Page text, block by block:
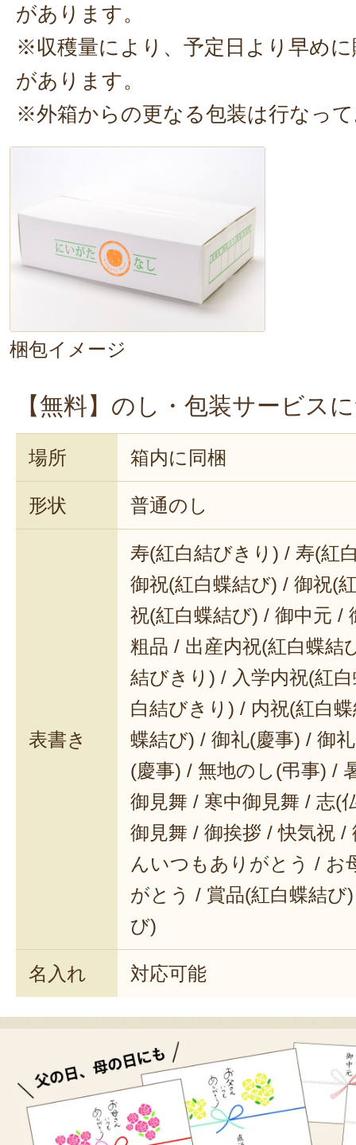
があります。
※収穫量により、予定日より早め
があります。
※外箱からの更なる包装は行なっ
梱包イメージ
【無料】のし・包装サービス
場所 箱内に同梱
形状 普通のし
表書き
寿(紅白結びきり) / 寿(紅
御祝(紅白蝶結び) / 御祝(
祝(紅白蝶結び) / 御中元 /
粗品 / 出産内祝(紅白蝶結
結びきり) / 入学内祝(紅
白結びきり) / 内祝(紅白
蝶結び) / 御礼(慶事) / 御
(慶事) / 無地のし(弔事) /
御見舞 / 寒中御見舞 / 志(
御見舞 / 御挨拶 / 快気祝 /
んいつもありがとう / お
がとう / 賞品(紅白蝶結び
び)
名入れ 対応可能